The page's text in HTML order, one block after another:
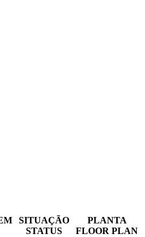
SITUAÇÃO
STATUS
PLANTA
FLOOR PLAN